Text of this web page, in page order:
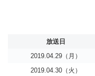
放送日
2019.04.29（月）
2019.04.30（火）